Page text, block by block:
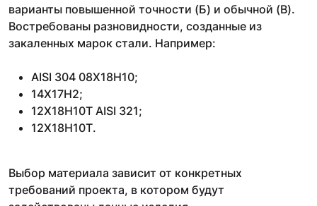
варианты повышенной точности (Б) и обычной (В).
Востребованы разновидности, созданные из
закаленных марок стали. Например:
AISI 304 08Х18Н10;
14Х17Н2;
12Х18Н10Т AISI 321;
12Х18Н10Т.
Выбор материала зависит от конкретных
требований проекта, в котором будут